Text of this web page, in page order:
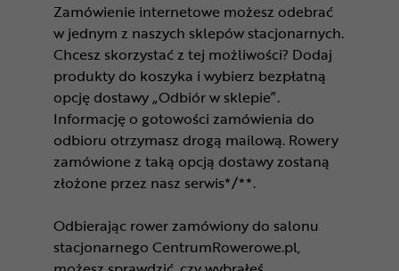
Zamówienie internetowe możesz odebrać
w jednym z naszych sklepów stacjonarnych.
Chcesz skorzystać z tej możliwości? Dodaj
produkty do koszyka i wybierz bezpłatną
opcję dostawy „Odbiór w sklepie”.
Informację o gotowości zamówienia do
odbioru otrzymasz drogą mailową. Rowery
zamówione z taką opcją dostawy zostaną
złożone przez nasz serwis*/**.
Odbierając rower zamówiony do salonu
stacjonarnego CentrumRowerowe.pl,